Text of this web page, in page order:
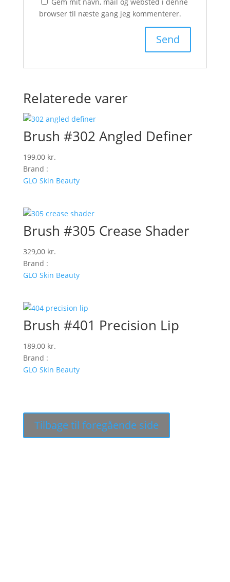
browser til næste gang jeg kommenterer.
Relaterede varer
Brush #302 Angled Definer
199,00 kr.
Brand :
GLO Skin Beauty
Brush #305 Crease Shader
329,00 kr.
Brand :
GLO Skin Beauty
Brush #401 Precision Lip
189,00 kr.
Brand :
GLO Skin Beauty